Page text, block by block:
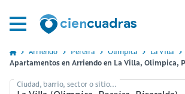
Arriendo Pereira Olimpica La Villa
Apartamentos en Arriendo en La Villa, Olimpica,
Ciudad, barrio, sector o sitio...